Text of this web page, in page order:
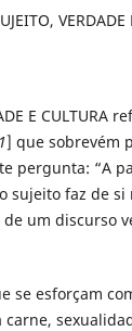
VERDADE
E
] que sobrevém
pergunta: “A
faz de
um discurso
se esforçam